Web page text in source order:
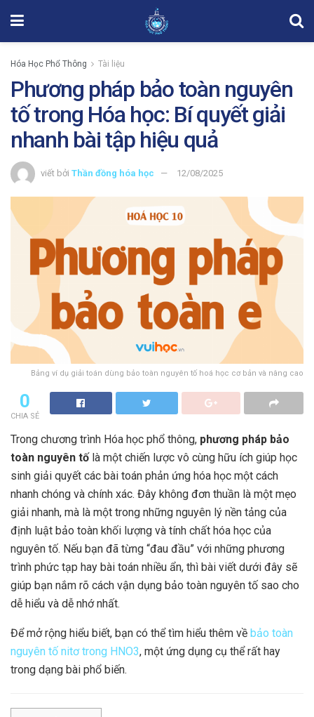
Hóa Học Phổ Thông Tài liệu
Phương pháp bảo toàn nguyên
tố trong Hóa học: Bí quyết giải
nhanh bài tập hiệu quả
viết bởi Thần đồng hóa học 12/08/2025
Bảng ví dụ giải toán dùng bảo toàn nguyên tố hoá học cơ bản và nâng cao
0
CHIA SẺ
Trong chương trình Hóa học phổ thông, phương pháp bảo
toàn nguyên tố là một chiến lược vô cùng hữu ích giúp học
sinh giải quyết các bài toán phản ứng hóa học một cách
nhanh chóng và chính xác. Đây không đơn thuần là một mẹo
giải nhanh, mà là một trong những nguyên lý nền tảng của
định luật bảo toàn khối lượng và tính chất hóa học của
nguyên tố. Nếu bạn đã từng “đau đầu” với những phương
trình phức tạp hay bài toán nhiều ẩn, thì bài viết dưới đây sẽ
giúp bạn nắm rõ cách vận dụng bảo toàn nguyên tố sao cho
dễ hiểu và dễ nhớ nhất.
Để mở rộng hiểu biết, bạn có thể tìm hiểu thêm về bảo toàn
nguyên tố nitơ trong HNO3, một ứng dụng cụ thể rất hay
trong dạng bài phổ biến.